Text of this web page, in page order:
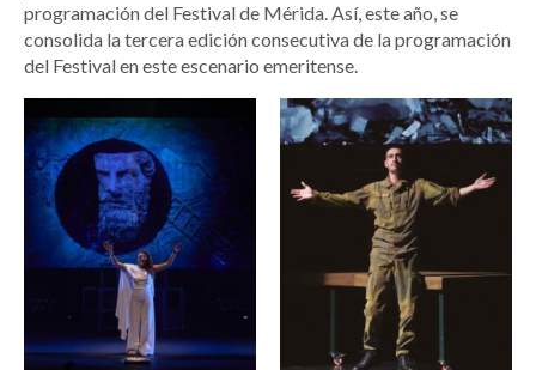
programación del Festival de Mérida. Así, este año, se
consolida la tercera edición consecutiva de la programación
del Festival en este escenario emeritense.